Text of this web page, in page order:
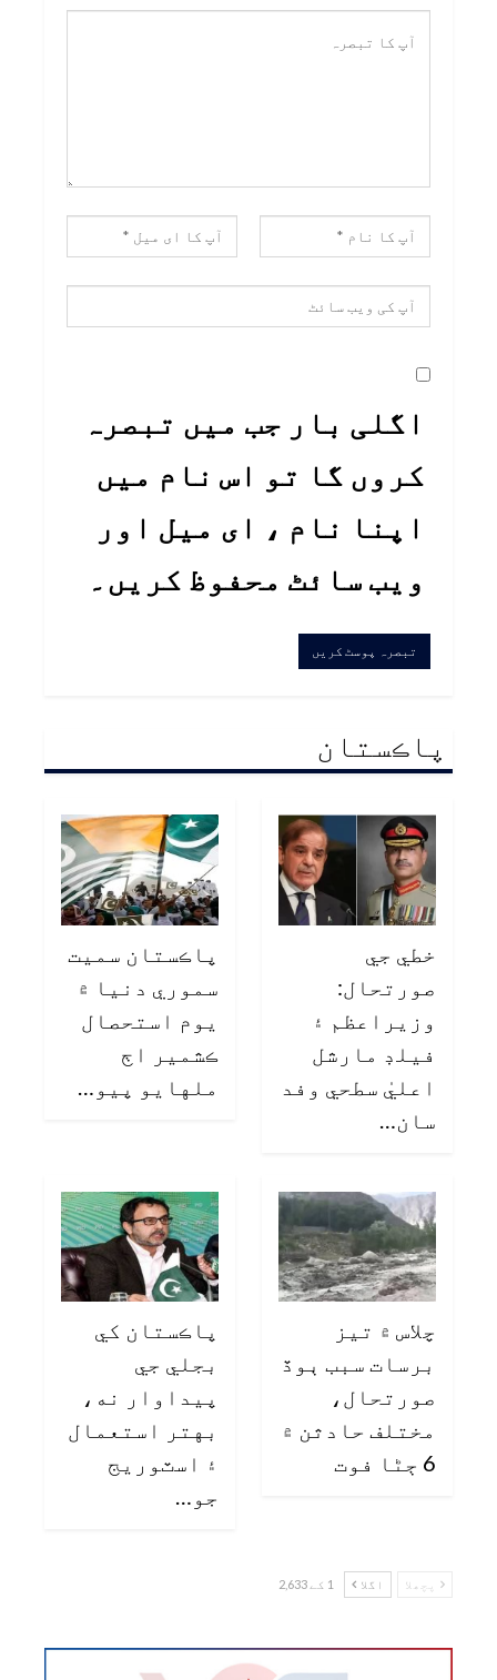
اگلی بار جب میں تبصرہ
کروں گا تو اس نام میں
اپنا نام ، ای میل اور
ویب سائٹ محفوظ کریں۔
پاڪستان
خطي جي
صورتحال:
وزيراعظم ۽
فيلڊ مارشل
اعليٰ سطحي وفد
سان…
پاڪستان سميت
سموري دنيا ۾
يوم استحصال
ڪشمير اڄ
ملهايو پيو…
چلاس ۾ تيز
برسات سبب ٻوڏ
صورتحال،
مختلف حادثن ۾
6 ڄڻا فوت
پاڪستان کي
بجلي جي
پيداوار نه،
بهتر استعمال
۽ اسٽوريج
جو…
پچھلا اگلا 1 کے 2,633